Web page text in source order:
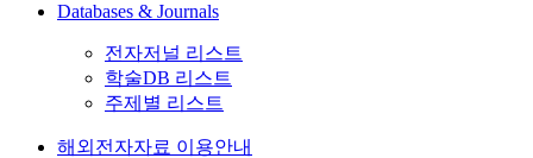
Databases & Journals
전자저널 리스트
학술DB 리스트
주제별 리스트
해외전자자료 이용안내